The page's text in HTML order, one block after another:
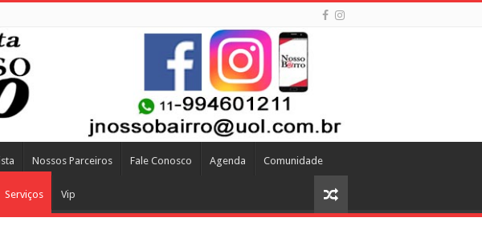
Nossos Parceiros Fale Conosco Agenda Comunidade
Serviços Vip